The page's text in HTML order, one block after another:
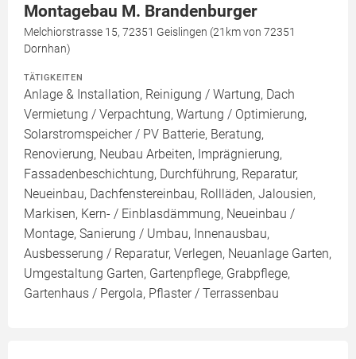
Montagebau M. Brandenburger
Melchiorstrasse 15, 72351 Geislingen (21km von 72351
Dornhan)
TÄTIGKEITEN
Anlage & Installation, Reinigung / Wartung, Dach
Vermietung / Verpachtung, Wartung / Optimierung,
Solarstromspeicher / PV Batterie, Beratung,
Renovierung, Neubau Arbeiten, Imprägnierung,
Fassadenbeschichtung, Durchführung, Reparatur,
Neueinbau, Dachfenstereinbau, Rollläden, Jalousien,
Markisen, Kern- / Einblasdämmung, Neueinbau /
Montage, Sanierung / Umbau, Innenausbau,
Ausbesserung / Reparatur, Verlegen, Neuanlage Garten,
Umgestaltung Garten, Gartenpflege, Grabpflege,
Gartenhaus / Pergola, Pflaster / Terrassenbau